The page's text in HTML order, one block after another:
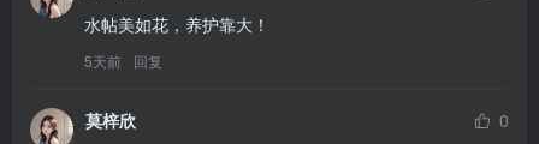
水帖美如花，养护靠大！
5天前 回复
莫梓欣
0